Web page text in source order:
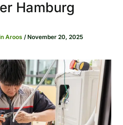
Hamburg
Aroos / November 20, 2025